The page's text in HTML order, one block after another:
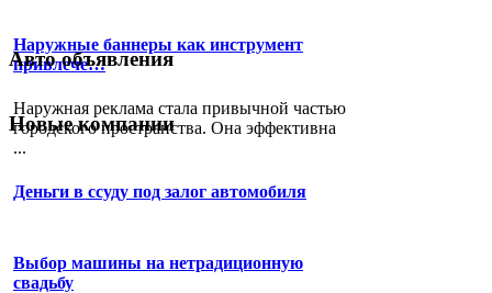
Наружные баннеры как инструмент
привлече…
Наружная реклама стала привычной частью
городского пространства. Она эффективна
...
Авто объявления
Новые компании
Деньги в ссуду под залог автомобиля
Выбор машины на нетрадиционную
свадьбу